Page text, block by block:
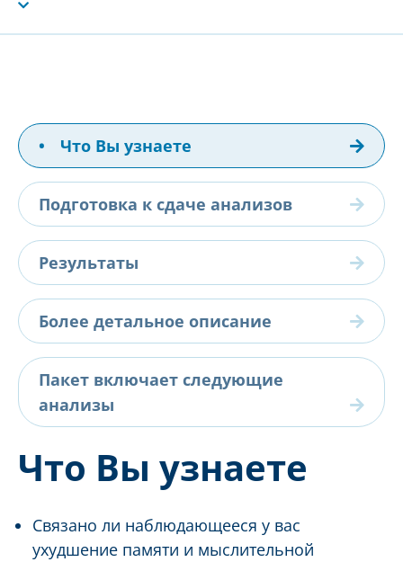
• Что Вы узнаете
Подготовка к сдаче анализов
Результаты
Более детальное описание
Пакет включает следующие
анализы
Что Вы узнаете
Связано ли наблюдающееся у вас
ухудшение памяти и мыслительной